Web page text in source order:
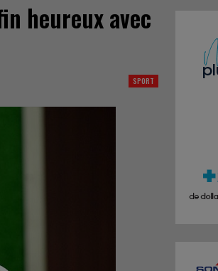
heureux avec
SPORT